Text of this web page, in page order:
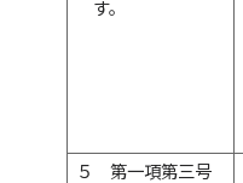
す。
５
第一項第三号